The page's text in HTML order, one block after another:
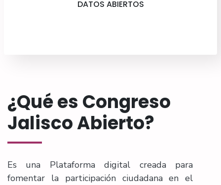
DATOS ABIERTOS
¿Qué es Congreso
Jalisco Abierto?
Es una Plataforma digital creada para
fomentar la participación ciudadana en el